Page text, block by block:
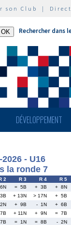
son Club |
Rechercher dans
DÉVELOPPEMENT
- U16
la ronde 7
2 R 3 R 4 R 5
= 5B + 3B + 8N
+ 13N > 17N + 5B
+ 9B - 1N + 6B
+ 11N + 9N = 7B
= 1N = 8B - 2N